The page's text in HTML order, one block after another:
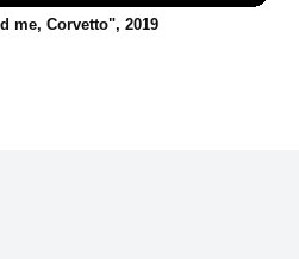
me, Corvetto", 2019